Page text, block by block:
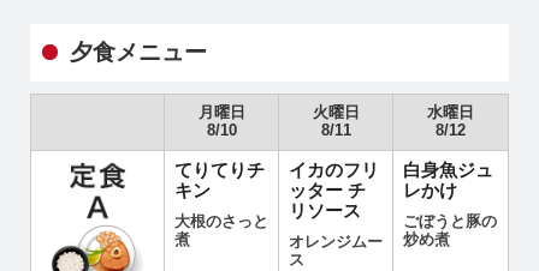
夕食メニュー
月曜日
8/10
火曜日
8/11
水曜日
8/12
てりてりチ
キン
大根のさっと
煮
イカのフリ
ッター チ
リソース
オレンジムー
ス
白身魚ジュ
レかけ
ごぼうと豚の
炒め煮